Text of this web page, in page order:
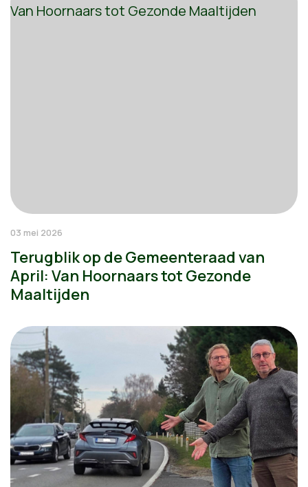
03 mei 2026
Terugblik op de Gemeenteraad van
April: Van Hoornaars tot Gezonde
Maaltijden